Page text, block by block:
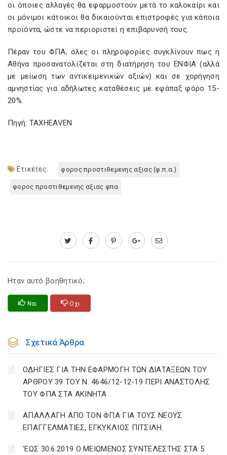
οι όποιες αλλαγές θα εφαρμοστούν μετά το καλοκαίρι και
οι μόνιμοι κάτοικοι θα δικαιούνται επιστροφές για κάποια
προϊόντα, ώστε να περιοριστεί η επιβάρυνσή τους.
Πέραν του ΦΠΑ, όλες οι πληροφορίες συγκλίνουν πως η
Αθήνα προσανατολίζεται στη διατήρηση του ΕΝΦΙΑ (αλλά
με μείωση των αντικειμενικών αξιών) και σε χορήγηση
αμνηστίας για αδήλωτες καταθέσεις με εφάπαξ φόρο 15-
20%.
Πηγή: TAXHEAVEN
Ετικέτες: φορος προστιθεμενης αξιας (φ.π.α.)
φορος προστιθεμενης αξιας φπα
Ηταν αυτό βοηθητικό;
Ναι Οχι
Σχετικά Άρθρα
ΟΔΗΓΙΕΣ ΓΙΑ ΤΗΝ ΕΦΑΡΜΟΓΗ ΤΩΝ ΔΙΑΤΑΞΕΩΝ ΤΟΥ
ΑΡΘΡΟΥ 39 ΤΟΥ Ν. 4646/12-12-19 ΠΕΡΙ ΑΝΑΣΤΟΛΗΣ
ΤΟΥ ΦΠΑ ΣΤΑ ΑΚΙΝΗΤΑ
ΑΠΑΛΛΑΓΗ ΑΠΟ ΤΟΝ ΦΠΑ ΓΙΑ ΤΟΥΣ ΝΕΟΥΣ
ΕΠΑΓΓΕΛΜΑΤΙΕΣ, ΕΓΚΥΚΛΙΟΣ ΠΙΤΣΙΛΗ.
‘ΕΩΣ 30.6.2019 Ο ΜΕΙΩΜΕΝΟΣ ΣΥΝΤΕΛΕΣΤΗΣ ΣΤΑ 5